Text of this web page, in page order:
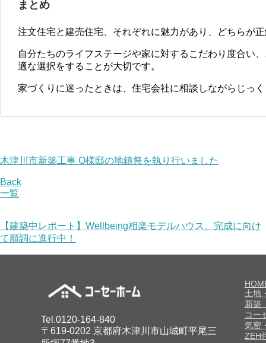
まとめ
注文住宅と建売住宅、それぞれに魅力があり、どちらが
自分たちのライフステージや家に対するこだわり度合い
適な選択をすることが大切です。
家づくりに迷ったときは、住宅会社に相談しながらじっ
木津川市新築工事 O様邸の地鎮祭を執り行いました
Back
一覧
【建築中レポート】Wellbeing相楽モデルハウス、完成に向け
て順調に進行中！
Tel.0120-164-840
〒619-0202 京都府木津川市山城町平尾三
土地
新築
コー
気密
ZEH